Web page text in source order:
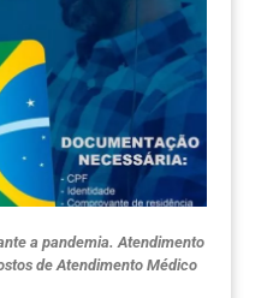
a pandemia. Atendimento
de Atendimento Médico